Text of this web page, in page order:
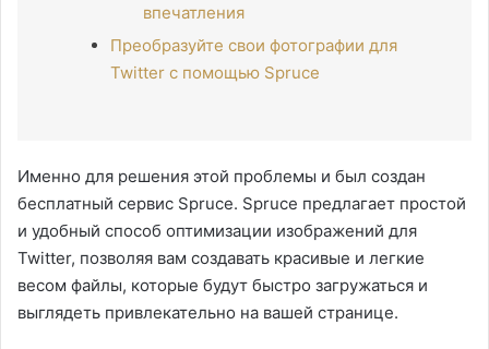
впечатления
Преобразуйте свои фотографии для
Twitter с помощью Spruce
Именно для решения этой проблемы и был создан
бесплатный сервис Spruce. Spruce предлагает простой
и удобный способ оптимизации изображений для
Twitter, позволяя вам создавать красивые и легкие
весом файлы, которые будут быстро загружаться и
выглядеть привлекательно на вашей странице.